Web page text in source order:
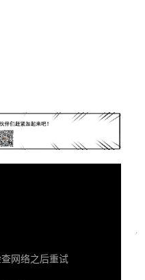
网络之后重试